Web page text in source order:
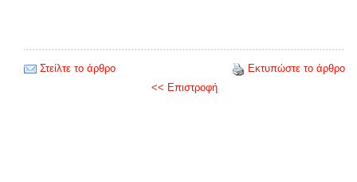
Στείλτε το άρθρο
Εκτυπώστε το άρθρο
<< Επιστροφή